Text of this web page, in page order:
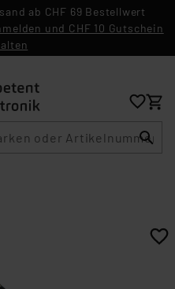
ab CHF 69 Bestellwert
und CHF 10 Gutschein